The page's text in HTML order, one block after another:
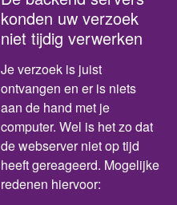
konden uw verzoek
niet tijdig verwerken
Je verzoek is juist
ontvangen en er is niets
aan de hand met je
computer. Wel is het zo dat
de webserver niet op tijd
heeft gereageerd. Mogelijke
redenen hiervoor: